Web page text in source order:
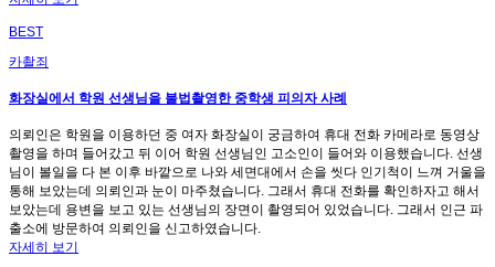
BEST
카촬죄
화장실에서 학원 선생님을 불법촬영한 중학생 피의자 사례
의뢰인은 학원을 이용하던 중 여자 화장실이 궁금하여 휴대 전화 카메라로 동영상
촬영을 하며 들어갔고 뒤 이어 학원 선생님인 고소인이 들어와 이용했습니다. 선생
님이 볼일을 다 본 이후 바깥으로 나와 세면대에서 손을 씻다 인기척이 느껴 거울을
통해 보았는데 의뢰인과 눈이 마주쳤습니다. 그래서 휴대 전화를 확인하자고 해서
보았는데 용변을 보고 있는 선생님의 장면이 촬영되어 있었습니다. 그래서 인근 파
출소에 방문하여 의뢰인을 신고하였습니다.
자세히 보기